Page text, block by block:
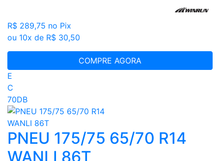
R$ 289,75 no Pix
ou 10x de R$ 30,50
COMPRE AGORA
E
C
70DB
PNEU 175/75 65/70 R14
WANLI 86T